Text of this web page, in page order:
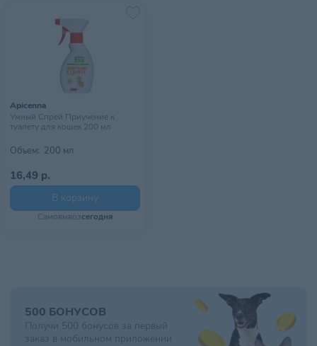
Apicenna
Умный Спрей Приучение к
туалету для кошек 200 мл
Объем: 200 мл
16,49 р.
В корзину
Самовывозсегодня
500 БОНУСОВ
Получи 500 бонусов за первый
заказ в мобильном приложении